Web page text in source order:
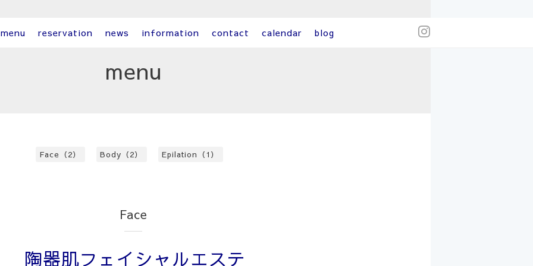
menu reservation news information contact calendar blog
menu
Face（2） Body（2） Epilation（1）
Face
陶器肌フェイシャルエステ